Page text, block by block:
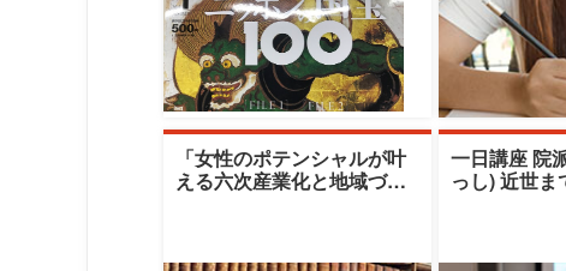
「女性のポテンシャルが叶
える六次産業化と地域づく
一日講座 院
っし) 近世ま